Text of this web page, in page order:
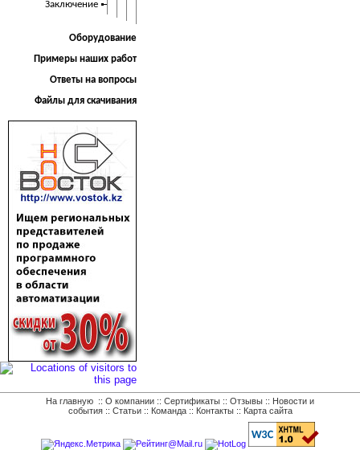
Заключение
Оборудование
Примеры наших работ
Ответы на вопросы
Файлы для скачивания
На главную :: О компании :: Сертификаты :: Отзывы :: Новости и
события:: Статьи:: Команда:: Контакты:: Карта сайта